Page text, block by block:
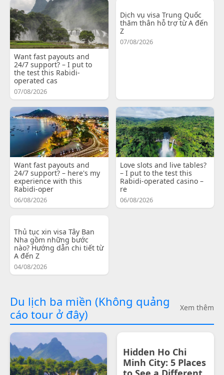
Want fast payouts and
24/7 support? – I put to
the test this Rabidi-
operated cas
07/08/2026
Dịch vụ visa Trung Quốc
thăm thân hỗ trợ từ A đến
Z
07/08/2026
Want fast payouts and
24/7 support? – here's my
experience with this
Rabidi-oper
06/08/2026
Love slots and live tables?
– I put to the test this
Rabidi-operated casino –
re
06/08/2026
Thủ tục xin visa Tây Ban
Nha gồm những bước
nào? Hướng dẫn chi tiết từ
A đến Z
04/08/2026
Du lịch ba miền (Không quảng
cáo tour ở đây)
Xem thêm
Hidden Ho Chi
Minh City: 5 Places